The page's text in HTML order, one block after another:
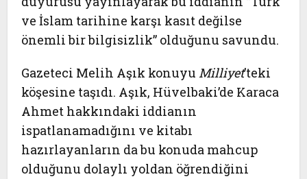
ve İslam tarihine karşı kasıt değilse
önemli bir bilgisizlik” olduğunu savundu.
Gazeteci Melih Aşık konuyu Milliyet’teki
köşesine taşıdı. Aşık, Hüvelbaki’de Karaca
Ahmet hakkındaki iddianın
ispatlanamadığını ve kitabı
hazırlayanların da bu konuda mahcup
olduğunu dolaylı yoldan öğrendiğini